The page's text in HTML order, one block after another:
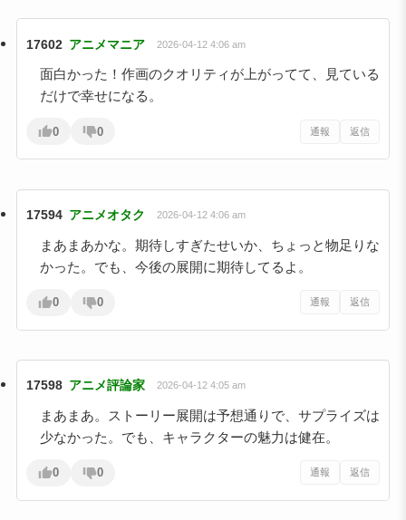
17602 アニメマニア 2026-04-12 4:06 am
面白かった！作画のクオリティが上がってて、見ている
だけで幸せになる。
0 0 通報 返信
17594 アニメオタク 2026-04-12 4:06 am
まあまあかな。期待しすぎたせいか、ちょっと物足りな
かった。でも、今後の展開に期待してるよ。
0 0 通報 返信
17598 アニメ評論家 2026-04-12 4:05 am
まあまあ。ストーリー展開は予想通りで、サプライズは
少なかった。でも、キャラクターの魅力は健在。
0 0 通報 返信